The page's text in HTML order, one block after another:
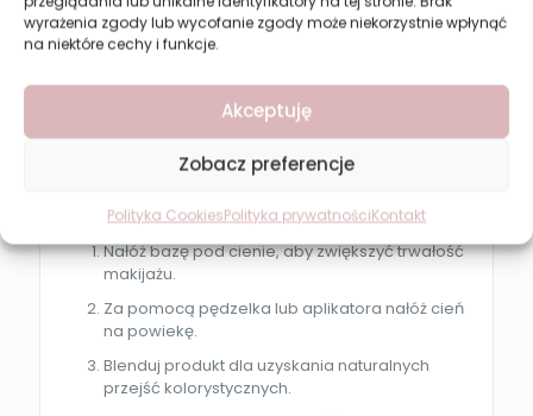
wyrażenia zgody lub wycofanie zgody może niekorzystnie wpłynąć
na niektóre cechy i funkcje.
Akceptuję
Zobacz preferencje
Polityka CookiesPolityka prywatnościKontakt
intensywny i trwały kolor
eleganckie matowe wykończenie
płynne przejścia kolorystyczne
komfortowy makijaż bez osypywania
Jak używać cienia do powiek?
Nałóż bazę pod cienie, aby zwiększyć trwałość
makijażu.
Za pomocą pędzelka lub aplikatora nałóż cień
na powiekę.
Blenduj produkt dla uzyskania naturalnych
przejść kolorystycznych.